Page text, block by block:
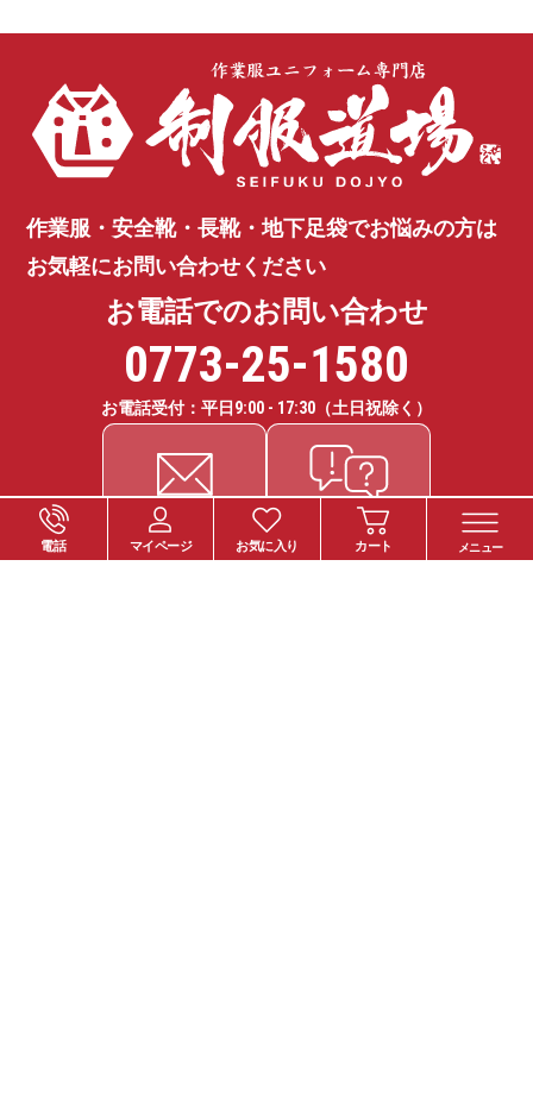
作業服・安全靴・長靴・地下足袋でお悩みの方は
お気軽にお問い合わせください
お電話でのお問い合わせ
0773-25-1580
お電話受付：平日 9:00 - 17:30 （土日祝除く）
電話 マイページ お気に入り カート メニュー